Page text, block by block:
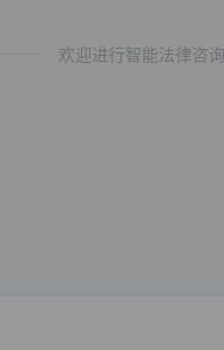
欢迎进行智能法律咨询